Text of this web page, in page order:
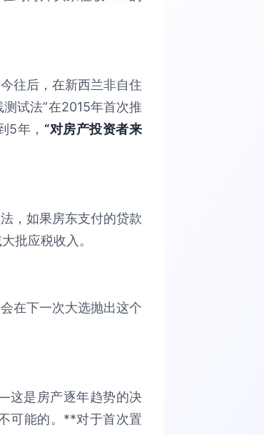
往后，在新西兰非自住
试法”在2015年首次推
5年， “对房产投资者来
，如果房东支付的贷款
批应税收入。
在下一次大选抛出这个
这是房产逐年趋势的决
可能的。**对于首次置